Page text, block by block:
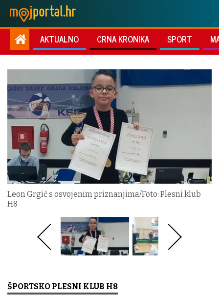
AKTUALNO CRNA KRONIKA SPORT
Leon Grgić s osvojenim priznanjima/Foto: Plesni klub
H8
ŠPORTSKO PLESNI KLUB H8